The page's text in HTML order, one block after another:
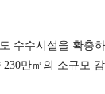
수수시설을 확충
만㎥의 소규모